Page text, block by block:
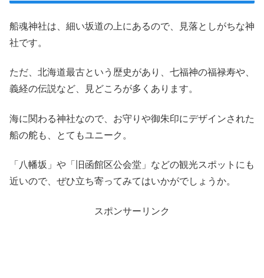
船魂神社は、細い坂道の上にあるので、見落としがちな神
社です。
ただ、北海道最古という歴史があり、七福神の福禄寿や、
義経の伝説など、見どころが多くあります。
海に関わる神社なので、お守りや御朱印にデザインされた
船の舵も、とてもユニーク。
「八幡坂」や「旧函館区公会堂」などの観光スポットにも
近いので、ぜひ立ち寄ってみてはいかがでしょうか。
スポンサーリンク